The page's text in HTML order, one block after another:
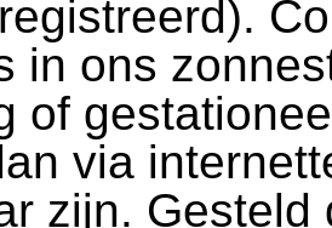
in ons
of
via
zijn. Gesteld